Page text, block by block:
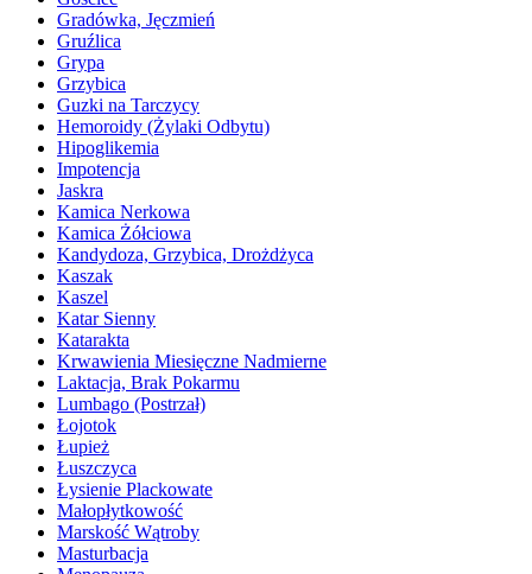
Gradówka, Jęczmień
Gruźlica
Grypa
Grzybica
Guzki na Tarczycy
Hemoroidy (Żylaki Odbytu)
Hipoglikemia
Impotencja
Jaskra
Kamica Nerkowa
Kamica Żółciowa
Kandydoza, Grzybica, Drożdżyca
Kaszak
Kaszel
Katar Sienny
Katarakta
Krwawienia Miesięczne Nadmierne
Laktacja, Brak Pokarmu
Lumbago (Postrzał)
Łojotok
Łupież
Łuszczyca
Łysienie Plackowate
Małopłytkowość
Marskość Wątroby
Masturbacja